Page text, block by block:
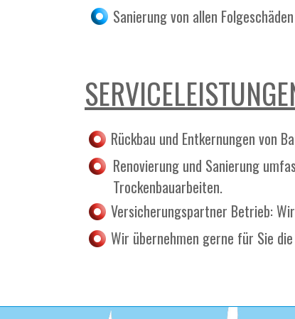
Sanierung von allen
Rückbau und Entkernungen von
Renovierung und Sanierung
Trockenbauarbeiten.
Versicherungspartner Betrieb:
Wir übernehmen gerne für Sie